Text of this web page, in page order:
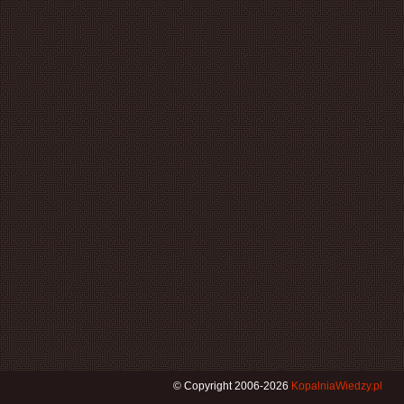
© Copyright 2006-2026 KopalniaWiedzy.pl